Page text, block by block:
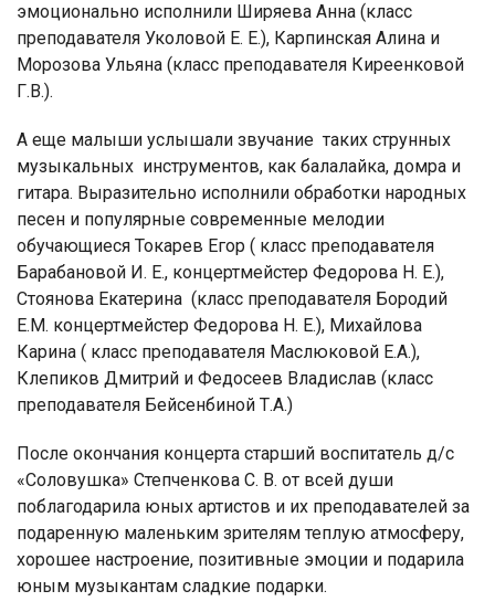
эмоционально исполнили Ширяева Анна (класс
преподавателя Уколовой Е. Е.), Карпинская Алина и
Морозова Ульяна (класс преподавателя Киреенковой
Г.В.).
А еще малыши услышали звучание таких струнных
музыкальных инструментов, как балалайка, домра и
гитара. Выразительно исполнили обработки народных
песен и популярные современные мелодии
обучающиеся Токарев Егор ( класс преподавателя
Барабановой И. Е., концертмейстер Федорова Н. Е.),
Стоянова Екатерина (класс преподавателя Бородий
Е.М. концертмейстер Федорова Н. Е.), Михайлова
Карина ( класс преподавателя Маслюковой Е.А.),
Клепиков Дмитрий и Федосеев Владислав (класс
преподавателя Бейсенбиной Т.А.)
После окончания концерта старший воспитатель д/с
«Соловушка» Степченкова С. В. от всей души
поблагодарила юных артистов и их преподавателей за
подаренную маленьким зрителям теплую атмосферу,
хорошее настроение, позитивные эмоции и подарила
юным музыкантам сладкие подарки.